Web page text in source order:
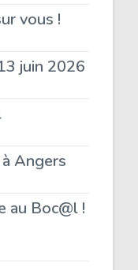
vous !
juin 2026
Angers
au Boc@l !